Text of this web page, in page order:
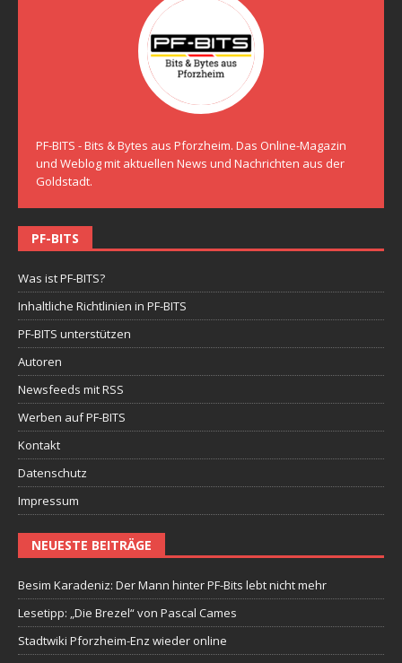
PF-BITS - Bits & Bytes aus Pforzheim. Das Online-Magazin
und Weblog mit aktuellen News und Nachrichten aus der
Goldstadt.
PF-BITS
Was ist PF-BITS?
Inhaltliche Richtlinien in PF-BITS
PF-BITS unterstützen
Autoren
Newsfeeds mit RSS
Werben auf PF-BITS
Kontakt
Datenschutz
Impressum
NEUESTE BEITRÄGE
Besim Karadeniz: Der Mann hinter PF-Bits lebt nicht mehr
Lesetipp: „Die Brezel“ von Pascal Cames
Stadtwiki Pforzheim-Enz wieder online